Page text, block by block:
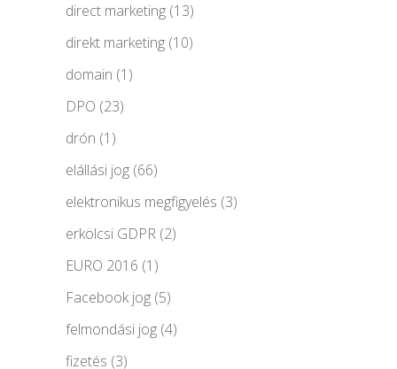
direct marketing (13)
direkt marketing (10)
domain (1)
DPO (23)
drón (1)
elállási jog (66)
elektronikus megfigyelés (3)
erkölcsi GDPR (2)
EURO 2016 (1)
Facebook jog (5)
felmondási jog (4)
fizetés (3)